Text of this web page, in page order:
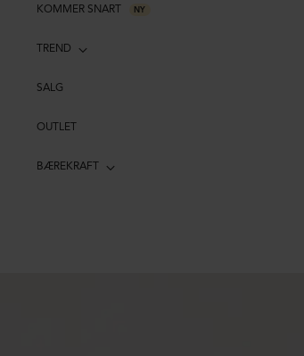
KOMMER SNART NY
TREND
SALG
OUTLET
BÆREKRAFT